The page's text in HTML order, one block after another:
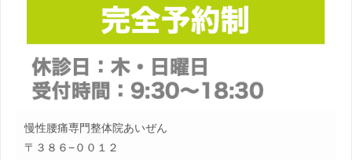
慢性腰痛専門整体院あいぜん
〒３８６−００１２